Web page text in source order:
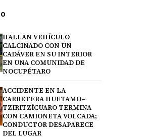
HALLAN VEHÍCULO
CALCINADO CON UN
CADÁVER EN SU INTERIOR
EN UNA COMUNIDAD DE
NOCUPÉTARO
ACCIDENTE EN LA
CARRETERA HUETAMO–
TZIRITZÍCUARO TERMINA
CON CAMIONETA VOLCADA;
CONDUCTOR DESAPARECE
DEL LUGAR